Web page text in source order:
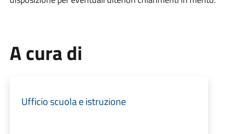
A cura di
Ufficio scuola e istruzione